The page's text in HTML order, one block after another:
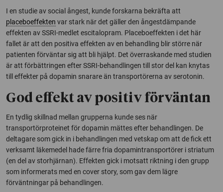
I en studie av social ångest, kunde forskarna bekräfta att
placeboeffekten var stark när det gäller den ångestdämpande
effekten av SSRI-medlet escitalopram. Placeboeffekten i det här
fallet är att den positiva effekten av en behandling blir större när
patienten förväntar sig att bli hjälpt. Det överraskande med studien
är att förbättringen efter SSRI-behandlingen till stor del kan knytas
till effekter på dopamin snarare än transportörerna av serotonin.
God effekt av positiv förväntan
En tydlig skillnad mellan grupperna kunde ses när
transportörproteinet för dopamin mättes efter behandlingen. De
deltagare som gick in i behandlingen med vetskap om att de fick ett
verksamt läkemedel hade färre fria dopamintransportörer i striatum
(en del av storhjärnan). Effekten gick i motsatt riktning i den grupp
som informerats med en cover story, som gav dem lägre
förväntningar på behandlingen.